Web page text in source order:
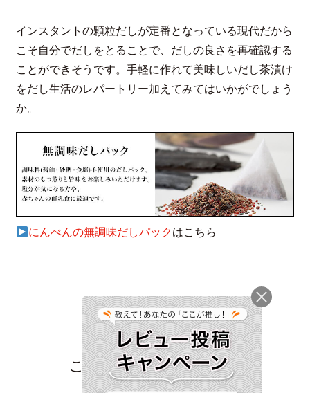
インスタントの顆粒だしが定番となっている現代だから
こそ自分でだしをとることで、だしの良さを再確認する
ことができそうです。手軽に作れて美味しいだし茶漬け
をだし生活のレパートリー加えてみてはいかがでしょう
か。
にんべんの無調味だしパックはこちら
この記事に関連する商品